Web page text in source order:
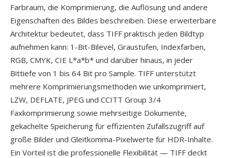
Farbraum, die Komprimierung, die Auflösung und andere
Eigenschaften des Bildes beschreiben. Diese erweiterbare
Architektur bedeutet, dass TIFF praktisch jeden Bildtyp
aufnehmen kann: 1-Bit-Bilevel, Graustufen, Indexfarben,
RGB, CMYK, CIE L*a*b* und darüber hinaus, in jeder
Bittiefe von 1 bis 64 Bit pro Sample. TIFF unterstützt
mehrere Komprimierungsmethoden wie unkomprimiert,
LZW, DEFLATE, JPEG und CCITT Group 3/4
Faxkomprimierung sowie mehrseitige Dokumente,
gekachelte Speicherung für effizienten Zufallszugriff auf
große Bilder und Gleitkomma-Pixelwerte für HDR-Inhalte.
Ein Vorteil ist die professionelle Flexibilität — TIFF deckt